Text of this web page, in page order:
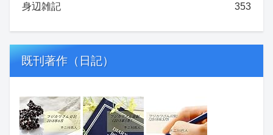
身辺雑記 353
既刊著作（日記）